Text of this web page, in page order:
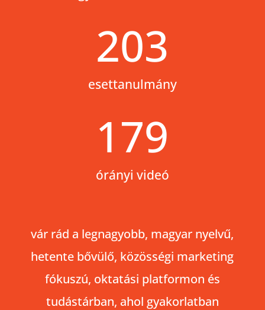
203
esettanulmány
179
órányi videó
vár rád a legnagyobb, magyar nyelvű,
hetente bővülő, közösségi marketing
fókuszú, oktatási platformon és
tudástárban, ahol gyakorlatban